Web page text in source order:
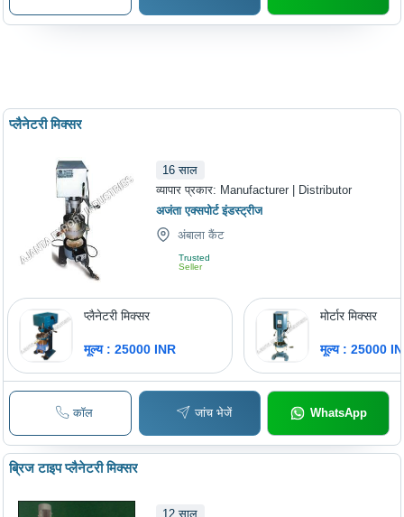
प्लैनेटरी मिक्सर
16 साल
व्यापार प्रकार: Manufacturer | Distributor
अजंता एक्सपोर्ट इंडस्ट्रीज
अंबाला कैंट
Trusted
Seller
प्लैनेटरी मिक्सर
मूल्य : 25000 INR
मोर्टार मिक्सर
मूल्य : 25000
कॉल जांच भेजें WhatsApp
ब्रिज टाइप प्लैनेटरी मिक्सर
12 साल